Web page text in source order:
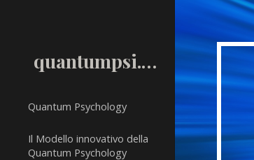
quantumpsi.com
Quantum Psychology
Il Modello innovativo della
Quantum Psychology